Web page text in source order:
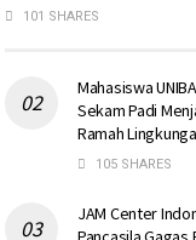
101 SHARES
Mahasiswa
Sekam Padi
Ramah
105 SHARES
JAM Center